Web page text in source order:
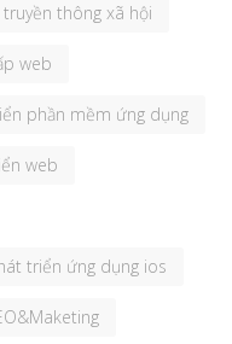
thông xã hội
web
phần mềm ứng dụng
web
triển ứng dụng ios